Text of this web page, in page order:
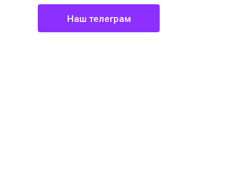
Наш телеграм